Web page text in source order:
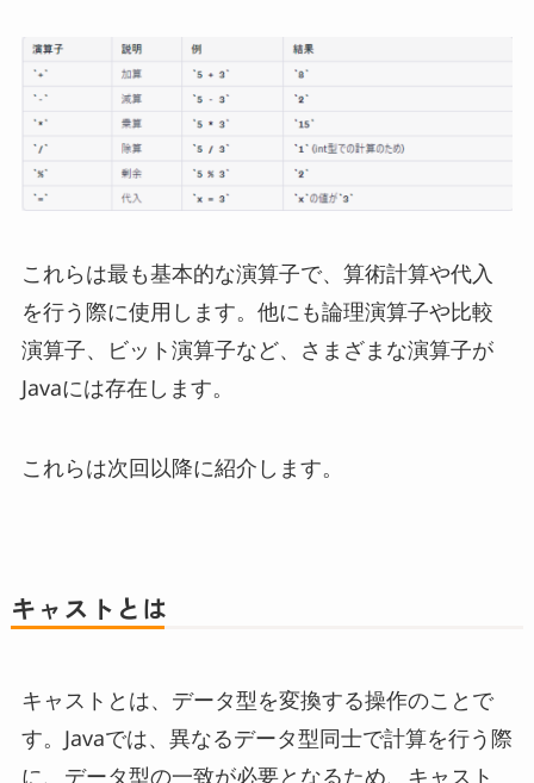
これらは最も基本的な演算子で、算術計算や代入
を行う際に使用します。他にも論理演算子や比較
演算子、ビット演算子など、さまざまな演算子が
Javaには存在します。
これらは次回以降に紹介します。
キャストとは
キャストとは、データ型を変換する操作のことで
す。Javaでは、異なるデータ型同士で計算を行う際
に、データ型の一致が必要となるため、キャスト